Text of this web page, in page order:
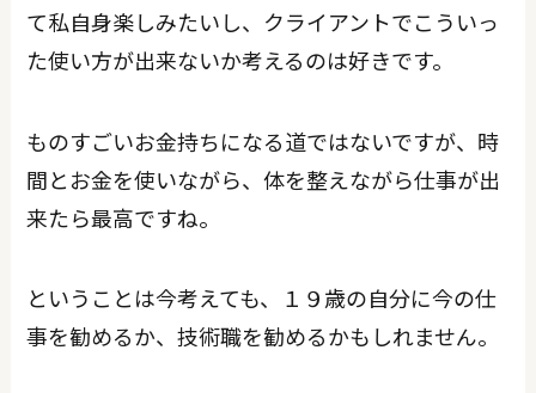
て私自身楽しみたいし、クライアントでこういっ
た使い方が出来ないか考えるのは好きです。
ものすごいお金持ちになる道ではないですが、時
間とお金を使いながら、体を整えながら仕事が出
来たら最高ですね。
ということは今考えても、１９歳の自分に今の仕
事を勧めるか、技術職を勧めるかもしれません。